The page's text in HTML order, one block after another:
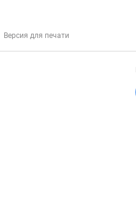
Версия для печати